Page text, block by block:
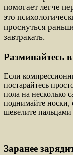
помогает легче
это
проснуться
завтракать.
Разминайтесь
Если
постарайтесь
пола на несколько
поднимайте носки,
шевелите пальцами
Заранее